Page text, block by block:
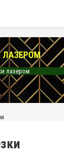
ЛАЗЕРОМ
лазером